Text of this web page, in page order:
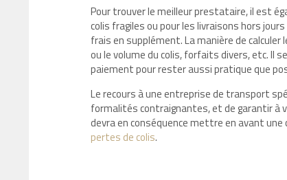
Pour trouver le meilleur prestataire, il est
colis fragiles ou pour les livraisons hors
frais en supplément. La manière de
ou le volume du colis, forfaits divers, etc. Il
paiement pour rester aussi pratique que
Le recours à une entreprise de transport
formalités contraignantes, et de garantir à
devra en conséquence mettre en avant
pertes de colis.